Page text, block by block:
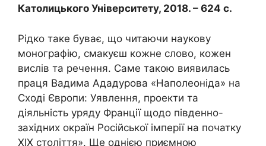
Католицького Університету, 2018. – 624 с.
Рідко таке буває, що читаючи наукову
монографію, смакуєш кожне слово, кожен
вислів та речення. Саме такою виявилась
праця Вадима Ададурова «Наполеоніда» на
Сході Європи: Уявлення, проекти та
діяльність уряду Франції щодо південно-
західних окраїн Російської імперії на початку
ХІХ століття». Ще однією приємною